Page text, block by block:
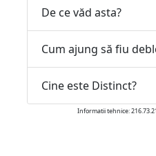
De ce văd asta?
Cum ajung să fiu
Cine este Distinct?
Informatii tehnice: